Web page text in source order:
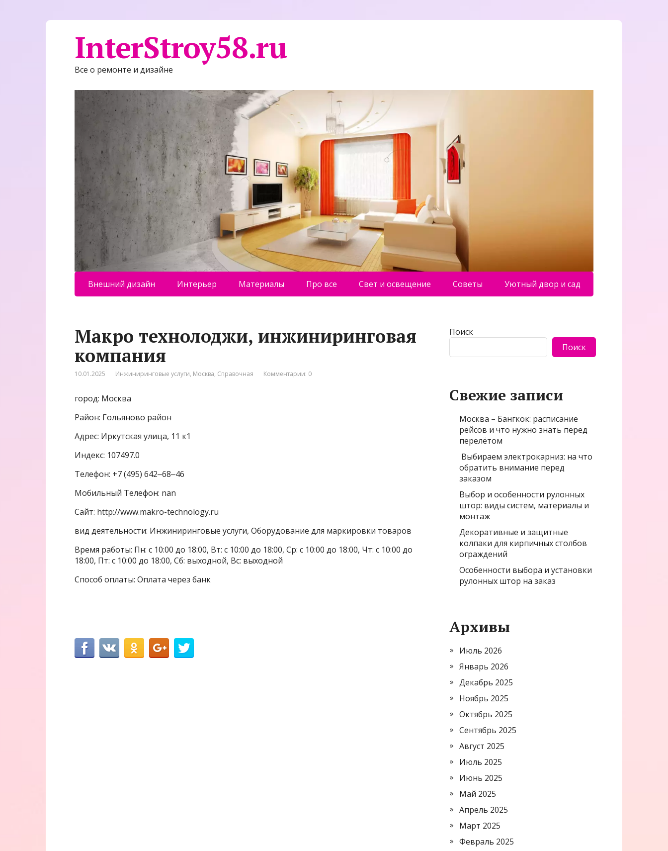
InterStroy58.ru
Все о ремонте и дизайне
Внешний дизайн Интерьер Материалы Про все Свет и освещение Советы Уютный двор и сад
Макро технолоджи, инжиниринговая
компания
10.01.2025 Инжиниринговые услуги, Москва, Справочная Комментарии: 0
город: Москва
Район: Гольяново район
Адрес: Иркутская улица, 11 к1
Индекс: 107497.0
Телефон: +7 (495) 642‒68‒46
Мобильный Телефон: nan
Сайт: http://www.makro-technology.ru
вид деятельности: Инжиниринговые услуги, Оборудование для маркировки товаров
Время работы: Пн: с 10:00 до 18:00, Вт: с 10:00 до 18:00, Ср: с 10:00 до 18:00, Чт: с 10:00 до
18:00, Пт: с 10:00 до 18:00, Сб: выходной, Вс: выходной
Способ оплаты: Оплата через банк
Поиск
Поиск
Свежие записи
Москва – Бангкок: расписание
рейсов и что нужно знать перед
перелётом
Выбираем электрокарниз: на что
обратить внимание перед
заказом
Выбор и особенности рулонных
штор: виды систем, материалы и
монтаж
Декоративные и защитные
колпаки для кирпичных столбов
ограждений
Особенности выбора и установки
рулонных штор на заказ
Архивы
Июль 2026
Январь 2026
Декабрь 2025
Ноябрь 2025
Октябрь 2025
Сентябрь 2025
Август 2025
Июль 2025
Июнь 2025
Май 2025
Апрель 2025
Март 2025
Февраль 2025